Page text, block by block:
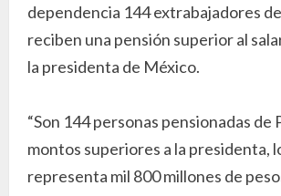
dependencia 144 extrabajadores
reciben una pensión superior al
la presidenta de México.
“Son 144 personas pensionadas de
montos superiores a la presidenta,
representa mil 800 millones de